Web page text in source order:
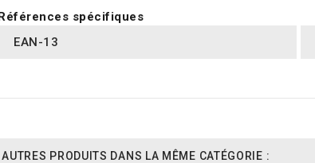
spécifiques
EAN-13
PRODUITS DANS LA MÊME CATÉGORIE :